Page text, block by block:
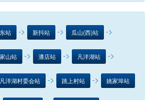
站 -> 新抖站 -> 瓜山(西)站 ->
山站 -> 潘店站 -> 凡洋湖站 ->
凡洋湖村委会站 -> 跳上村站 -> 姚家埠站